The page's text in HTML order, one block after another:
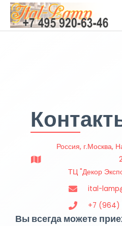
Россия, г.Москва,
ТЦ "Декор
ital-
+7 (964)
Вы всегда можете